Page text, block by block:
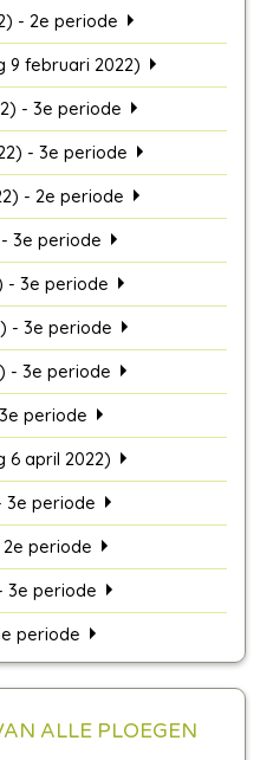
- 2e periode
9 februari 2022)
- 3e periode
- 3e periode
- 2e periode
3e periode
- 3e periode
- 3e periode
- 3e periode
periode
6 april 2022)
3e periode
2e periode
3e periode
periode
ALLE PLOEGEN